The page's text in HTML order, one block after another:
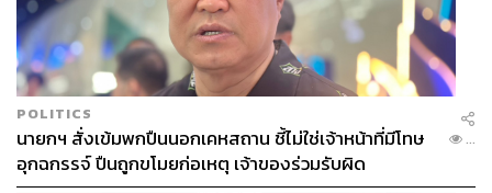
สามารถติดตาม THE STANDARD WEALTH
ผ่านแอปพลิเคชันต่างๆ ที่คุณสะดวกหรือใช้งานอยู่แล้วได้เลย
POLITICS
นายกฯ สั่งเข้มพกปืนนอกเคหสถาน ชี้ไม่ใช่เจ้าหน้าที่มีโทษ
อุกฉกรรจ์ ปืนถูกขโมยก่อเหตุ เจ้าของร่วมรับผิด
...